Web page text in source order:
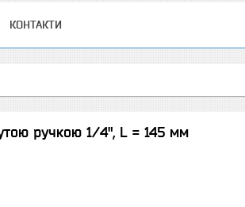
КОНТАКТИ
ручкою 1/4", L = 145 мм